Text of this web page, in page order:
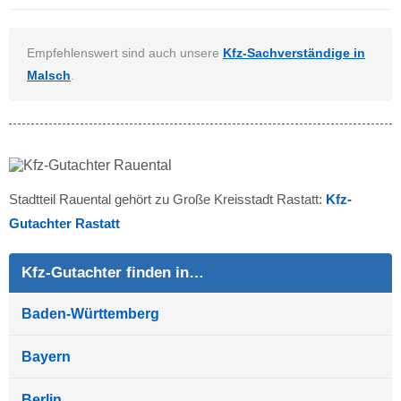
Empfehlenswert sind auch unsere Kfz-Sachverständige in
Malsch
Stadtteil Rauental gehört zu Große Kreisstadt Rastatt: Kfz-
Gutachter Rastatt
Kfz-Gutachter finden in…
Baden-Württemberg
Bayern